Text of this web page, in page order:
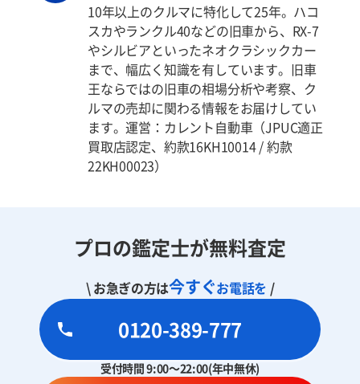
10年以上のクルマに特化して25年。ハコ
スカやランクル40などの旧車から、RX-7
やシルビアといったネオクラシックカー
まで、幅広く知識を有しています。旧車
王ならではの旧車の相場分析や考察、ク
ルマの売却に関わる情報をお届けしてい
ます。運営：カレント自動車（JPUC適正
買取店認定、約款16KH10014 / 約款
22KH00023）
プロの鑑定士が無料査定
\ お急ぎの方は今すぐお電話を /
0120-389-777
受付時間 9:00～22:00(年中無休)